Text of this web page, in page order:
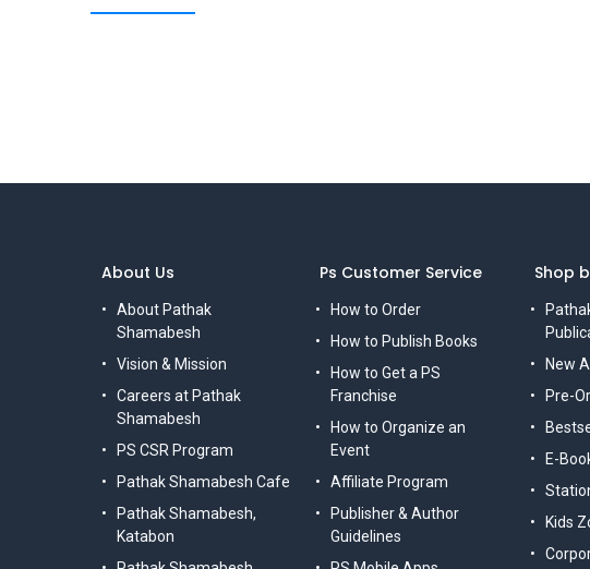
Ps Customer Service
How to Order
How to Publish Books
How to Get a PS
Franchise
How to Organize an
Event
Affiliate Program
Publisher & Author
Guidelines
Shop
New
Pre-
E-
Kids
About Us
About Pathak
Shamabesh
Vision & Mission
Careers at Pathak
Shamabesh
PS CSR Program
Pathak Shamabesh Cafe
Pathak Shamabesh,
Katabon